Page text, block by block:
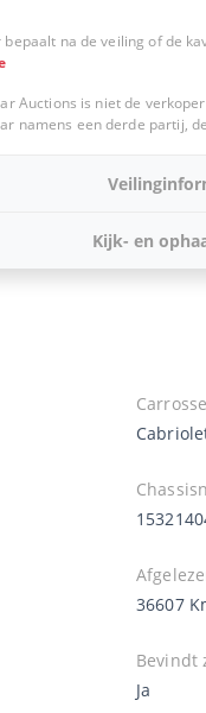
bepaalt na de veiling of de
Auctions is niet de
namens een derde partij,
Kijk- en
36607
Bevindt
Ja